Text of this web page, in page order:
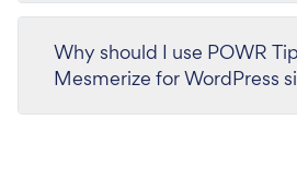
Why should I use POWR
Mesmerize for WordPress